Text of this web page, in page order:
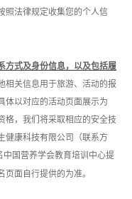
照法律规定收集您的个人信
方式及身份信息，以及包括履
相关信息用于旅游、活动的报
体以对应的活动页面展示为
格，我们将采取相应的安全技
健康科技有限公司（联系方
中国营养学会教育培训中心提
面自行提供的为准。